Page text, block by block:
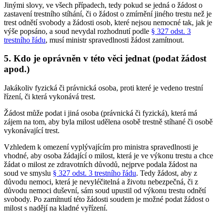
Jinými slovy, ve všech případech, tedy pokud se jedná o žádost o
zastavení trestního stíhání, či o žádost o zmírnění jiného trestu než je
trest odnětí svobody a žádosti osob, které nejsou nemocné tak, jak je
výše popsáno, a soud nevydal rozhodnutí podle § 327 odst. 3
trestního řádu, musí ministr spravedlnosti žádost zamítnout.
5. Kdo je oprávněn v této věci jednat (podat žádost
apod.)
Jakákoliv fyzická či právnická osoba, proti které je vedeno trestní
řízení, či která vykonává trest.
Žádost může podat i jiná osoba (právnická či fyzická), která má
zájem na tom, aby byla milost udělena osobě trestně stíhané či osobě
vykonávající trest.
Vzhledem k omezení vyplývajícím pro ministra spravedlnosti je
vhodné, aby osoba žádající o milost, která je ve výkonu trestu a chce
žádat o milost ze zdravotních důvodů, nejprve podala žádost na
soud ve smyslu § 327 odst. 3 trestního řádu. Tedy žádost, aby z
důvodu nemoci, která je nevyléčitelná a životu nebezpečná, či z
důvodu nemoci duševní, sám soud upustil od výkonu trestu odnětí
svobody. Po zamítnutí této žádosti soudem je možné podat žádost o
milost s nadějí na kladné vyřízení.